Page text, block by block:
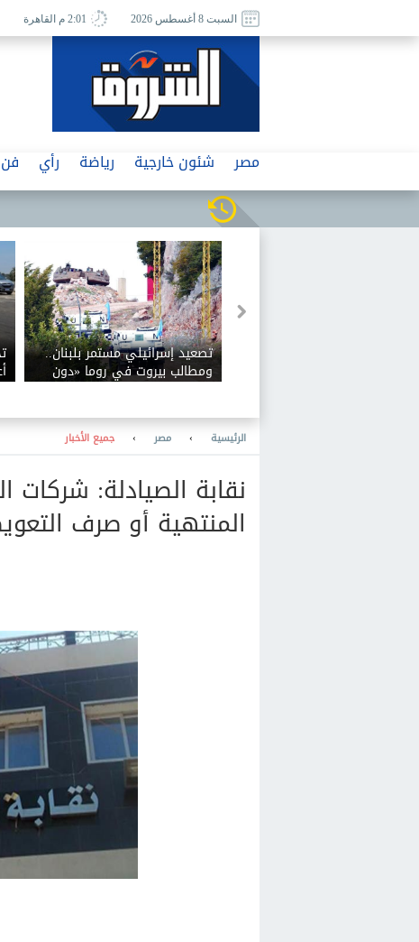
السبت 8 أغسطس 2026 2:01 م القاهرة
مصر شئون خارجية رياضة رأي فن
تصعيد إسرائيلي مستمر بلبنان..
ومطالب بيروت في روما «دون
حلول»
الرئيسية › مصر › جميع الأخبار
نقابة الصيادلة: شركات
المنتهية أو صرف